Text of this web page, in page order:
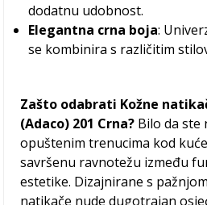
dodatnu udobnost.
Elegantna crna boja:
se kombinira s različitim
Zašto odabrati Kožne
(Adaco) 201 Crna? Bilo da ste
opuštenim trenucima kod
savršenu ravnotežu između
estetike. Dizajnirane s
natikače nude dugotrajan